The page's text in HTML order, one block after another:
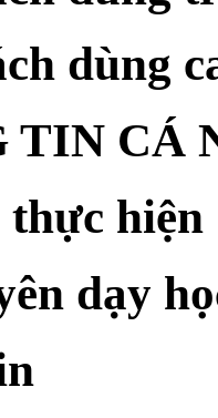
dùng
TIN CÁ
hiện
dạy